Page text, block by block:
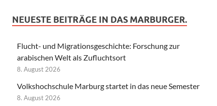
NEUESTE BEITRÄGE IN DAS MARBURGER.
Flucht- und Migrationsgeschichte: Forschung zur
arabischen Welt als Zufluchtsort
8. August 2026
Volkshochschule Marburg startet in das neue Semester
8. August 2026